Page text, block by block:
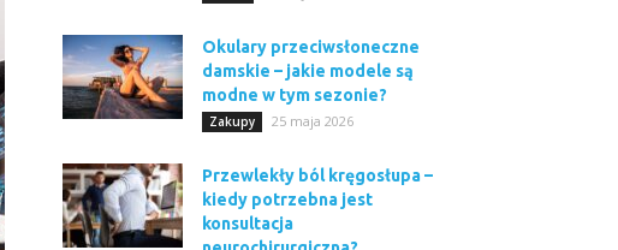
Okulary przeciwsłoneczne
damskie – jakie modele są
modne w tym sezonie?
Zakupy 25 maja 2026
Przewlekły ból kręgosłupa –
kiedy potrzebna jest
konsultacja